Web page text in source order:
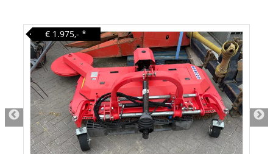
€ 1.975,- *